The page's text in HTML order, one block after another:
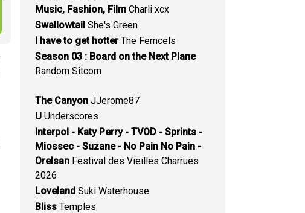
Music, Fashion, Film Charli xcx
Swallowtail She's Green
I have to get hotterThe Femcels
Season 03 : Board on the Next Plane
Random Sitcom
The Canyon JJerome87
U Underscores
Interpol - Katy Perry - TVOD - Sprints -
Miossec - Suzane - No Pain No Pain -
Orelsan Festival des Vieilles Charrues
2026
Loveland Suki Waterhouse
Bliss Temples